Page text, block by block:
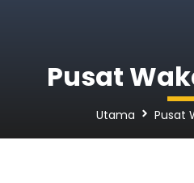
Pusat
Utama Pusat